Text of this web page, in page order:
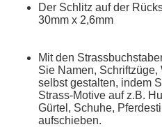
Der Schlitz auf der
30mm x 2,6mm
Mit den
Sie Namen,
selbst gestalten, indem
Strass-Motive auf z.B.
Gürtel, Schuhe,
aufschieben.